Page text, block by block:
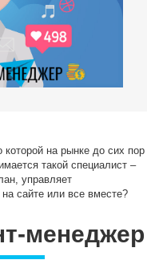
в интернете
на рынке до сих пор
такой специалист –
управляет
сайте или все вместе?
менеджер